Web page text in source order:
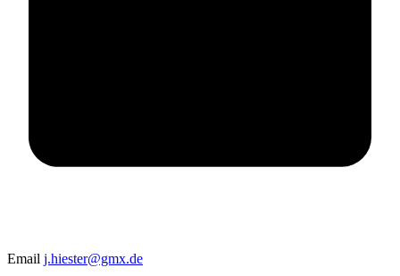
Email j.hiester@gmx.de